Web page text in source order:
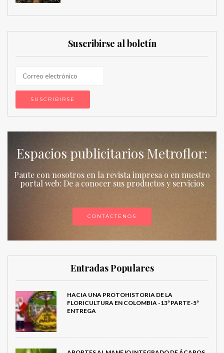
Suscribirse al boletín
Espacios publicitarios Metroflor:
Paute con nosotros en la revista impresa o en nuestro
portal web: De a conocer sus productos y servicios
CONTÁCTENOS
Entradas Populares
HACIA UNA PROTOHISTORIA DE LA
FLORICULTURA EN COLOMBIA -13ª PARTE-5ª
ENTREGA